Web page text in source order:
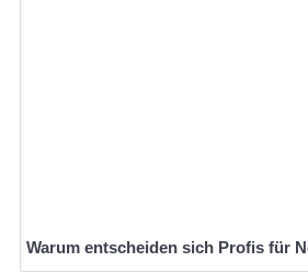
Warum entscheiden sich Profis für